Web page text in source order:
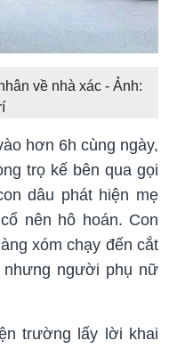
về nhà xác - Ảnh:
hơn 6h cùng ngày,
trọ kế bên qua gọi
dâu phát hiện mẹ
nên hô hoán. Con
xóm chạy đến cắt
nhưng người phụ nữ
trường lấy lời khai